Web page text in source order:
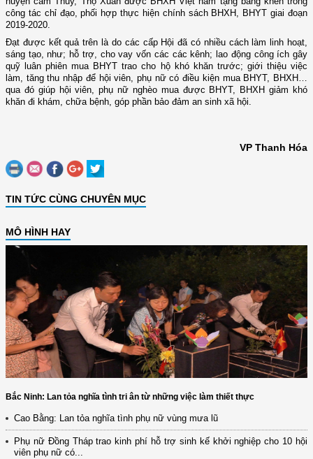
công tác chỉ đạo, phối hợp thực hiện chính sách BHXH, BHYT giai đoạn
2019-2020.
Đạt được kết quả trên là do các cấp Hội đã có nhiều cách làm linh hoạt,
sáng tạo, như; hỗ trợ, cho vay vốn các các kênh; lao động công ích gây
quỹ luân phiên mua BHYT trao cho hộ khó khăn trước; giới thiệu việc
làm, tăng thu nhập để hội viên, phụ nữ có điều kiện mua BHYT, BHXH…
qua đó giúp hội viên, phụ nữ nghèo mua được BHYT, BHXH giảm khó
khăn đi khám, chữa bệnh, góp phần bảo đảm an sinh xã hội.
VP Thanh Hóa
TIN TỨC CÙNG CHUYÊN MỤC
MÔ HÌNH HAY
Bắc Ninh: Lan tỏa nghĩa tình tri ân từ những việc làm thiết thực
Cao Bằng: Lan tỏa nghĩa tình phụ nữ vùng mưa lũ
Phụ nữ Đồng Tháp trao kinh phí hỗ trợ sinh kế khởi nghiệp cho 10 hội
viên phụ nữ có...